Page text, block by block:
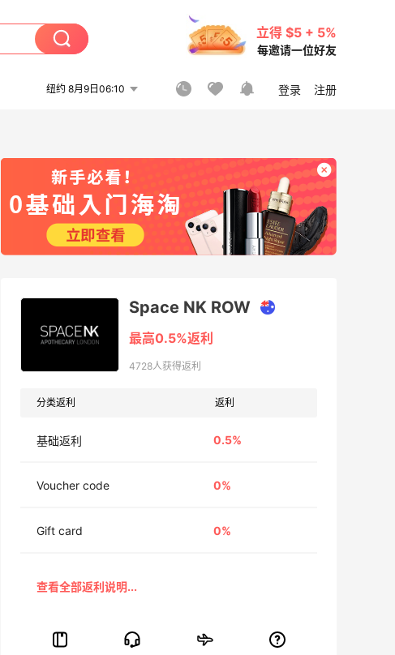
立得 $5 + 5%
每邀请一位好友
纽约 8月9日06:10 登录 注册
Space NK ROW
最高0.5%返利
4728人获得返利
分类返利 返利
基础返利 0.5%
Voucher code 0%
Gift card 0%